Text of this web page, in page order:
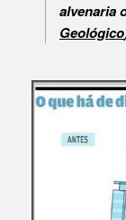
alvenaria
Geológico